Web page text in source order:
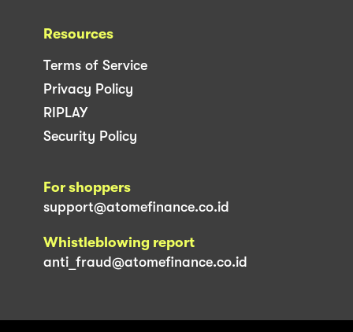
Resources
Terms of Service
Privacy Policy
RIPLAY
Security Policy
For shoppers
support@atomefinance.co.id
Whistleblowing report
anti_fraud@atomefinance.co.id